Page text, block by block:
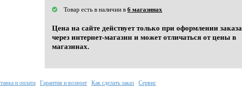
Товар есть в наличии в 6 магазинах
Цена на сайте действует только при оформлении заказа
через интернет-магазин и может отличаться от цены в
магазинах.
и оплата Гарантия и возврат Как сделать заказ Сервис